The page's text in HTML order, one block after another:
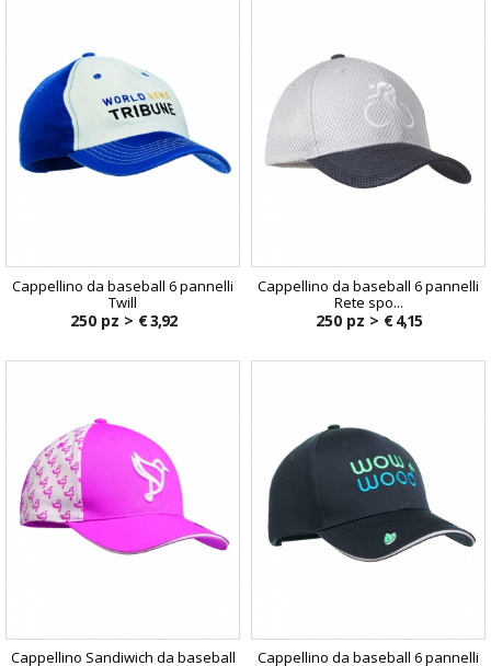
Cappellino da baseball 6 pannelli
Twill
250 pz > € 3,92
Cappellino da baseball 6 pannelli
Rete spo...
250 pz > € 4,15
Cappellino Sandiwich da baseball
Cappellino da baseball 6 pannelli